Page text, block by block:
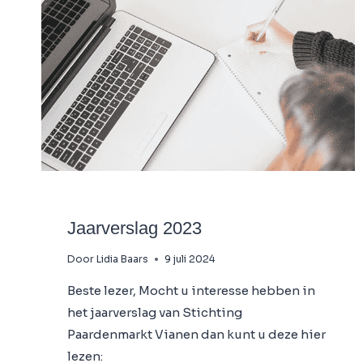
Jaarverslag 2023
Door Lidia Baars 9 juli 2024
Beste lezer, Mocht u interesse hebben in
het jaarverslag van Stichting
Paardenmarkt Vianen dan kunt u deze hier
lezen: